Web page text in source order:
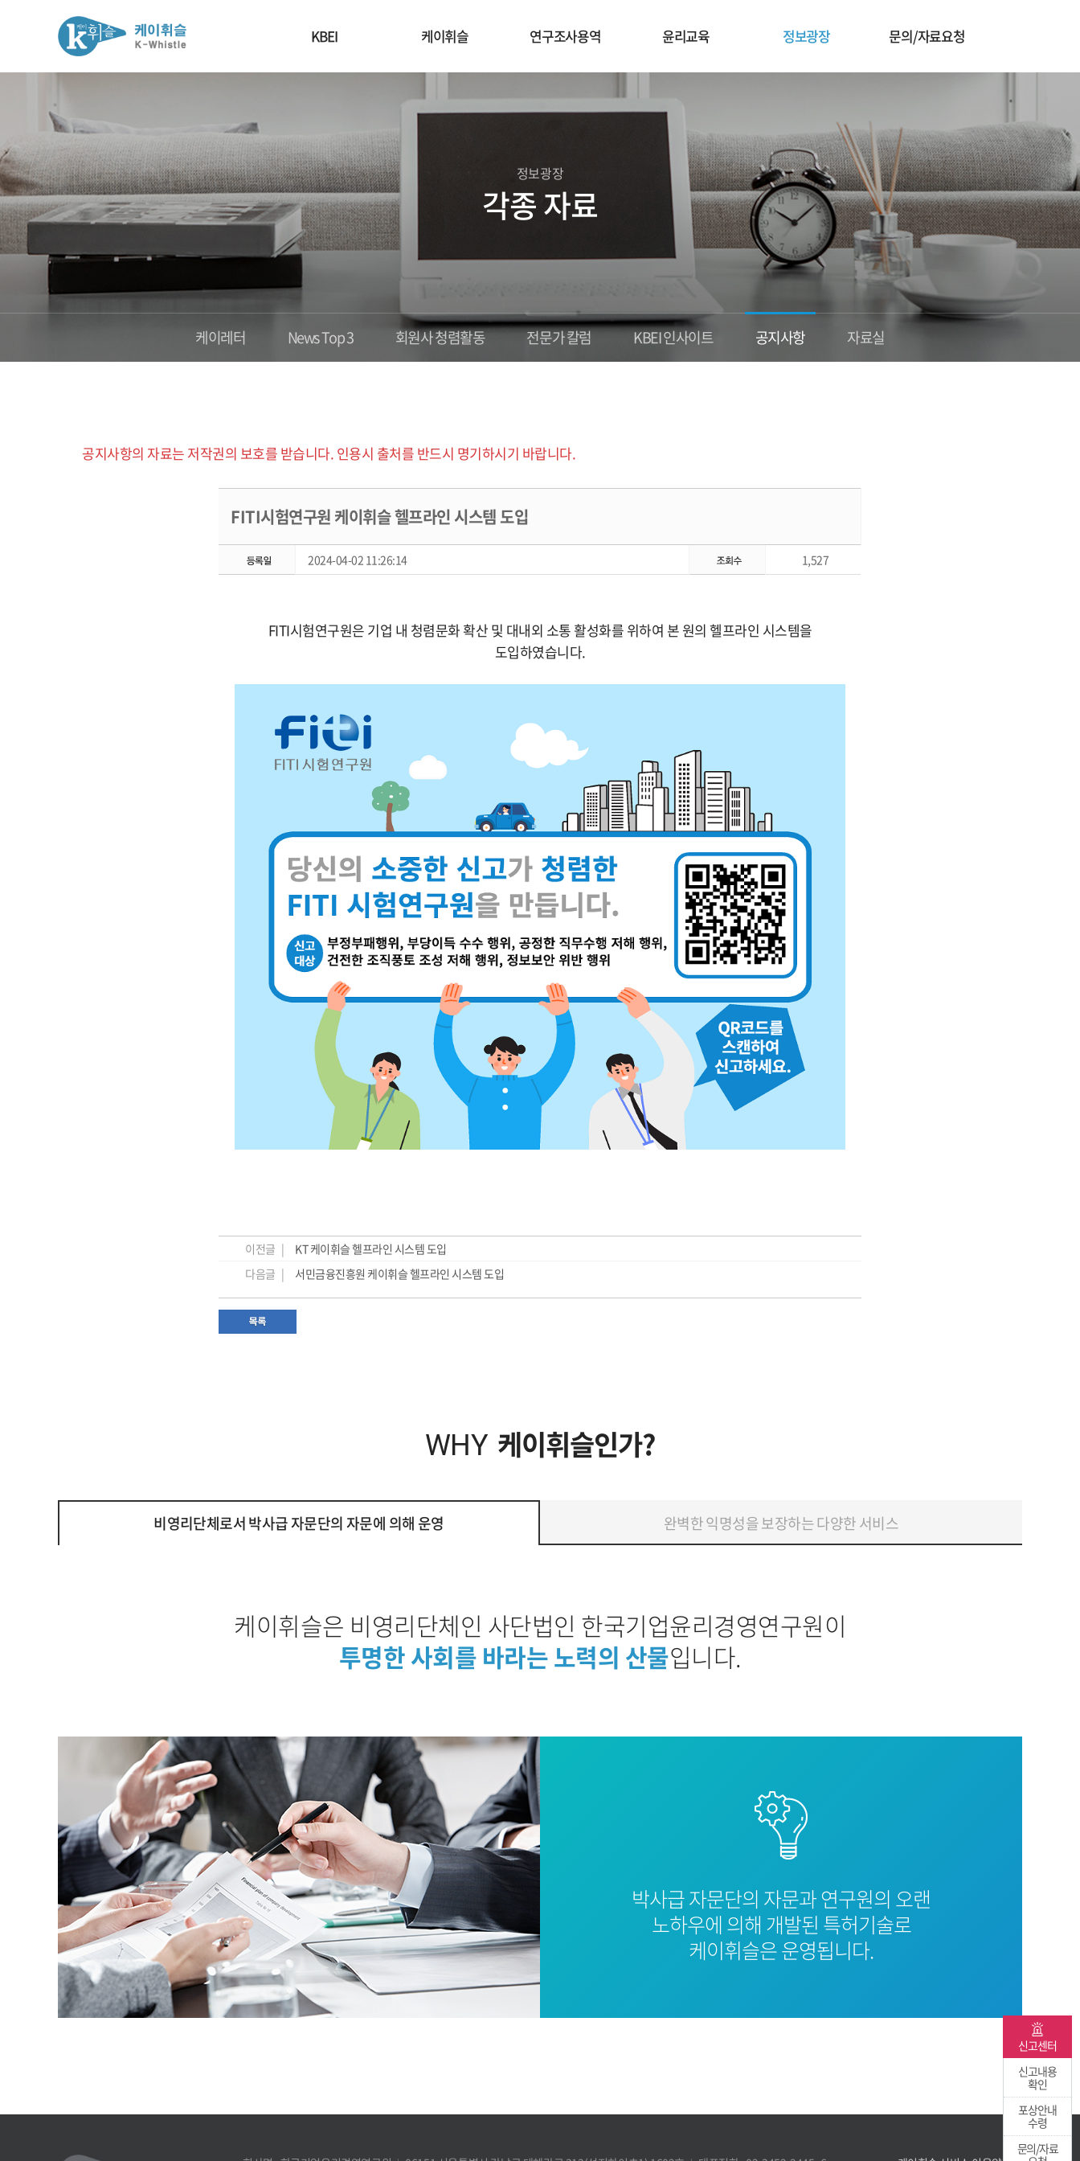
KBEI 케이휘슬 연구조사용역 윤리교육 정보광장 문의/자료요청
정보광장
각종 자료
케이레터 News Top 3 회원사 청렴활동 전문가 칼럼 KBEI 인사이트 공지사항 자료실
공지사항의 자료는 저작권의 보호를 받습니다. 인용시 출처를 반드시 명기하시기 바랍니다.
FITI시험연구원 케이휘슬 헬프라인 시스템 도입
2024-04-02 11:26:14 1,527
FITI시험연구원은 기업 내 청렴문화 확산 및 대내외 소통 활성화를 위하여 본 원의 헬프라인 시스템을
도입하였습니다.
이전글 |
KT 케이휘슬 헬프라인 시스템 도입
다음글 |
서민금융진흥원 케이휘슬 헬프라인 시스템 도입
WHY 케이휘슬인가?
비영리단체로서 박사급 자문단의 자문에 의해 운영 완벽한 익명성을 보장하는 다양한 서비스
케이휘슬은 비영리단체인 사단법인 한국기업윤리경영연구원이
투명한 사회를 바라는 노력의 산물입니다.
박사급 자문단의 자문과 연구원의 오랜
노하우에 의해 개발된 특허기술로
케이휘슬은 운영됩니다.
신고센터
신고내용
확인
포상안내
수령
문의/자료